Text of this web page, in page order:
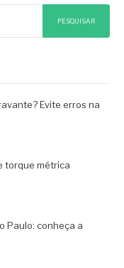
PESQUISAR
Evite erros na
torque métrica
Paulo: conheça a